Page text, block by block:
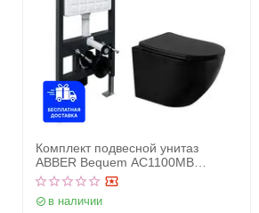
Комплект подвесной унитаз
ABBER Bequem AC1100MB
черный матовый с инсталляцией
AC0105 и кнопкой AC0121MB
черная матовая
в наличии